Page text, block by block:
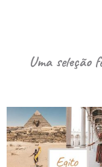
Uma seleção